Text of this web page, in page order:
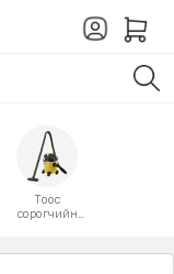
Тоос
сорогчийн
анги